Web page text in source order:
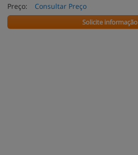
Preço:
Consultar Preço
Solicite informação